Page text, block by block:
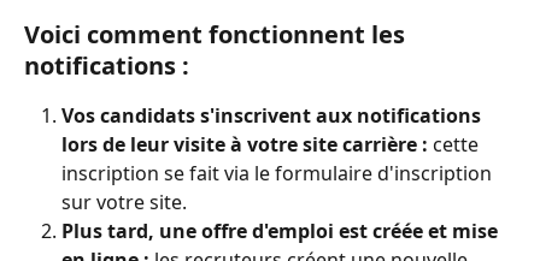
Voici comment fonctionnent les
notifications :
Vos candidats s'inscrivent aux notifications
lors de leur visite à votre site carrière : cette
inscription se fait via le formulaire d'inscription
sur votre site.
Plus tard, une offre d'emploi est créée et mise